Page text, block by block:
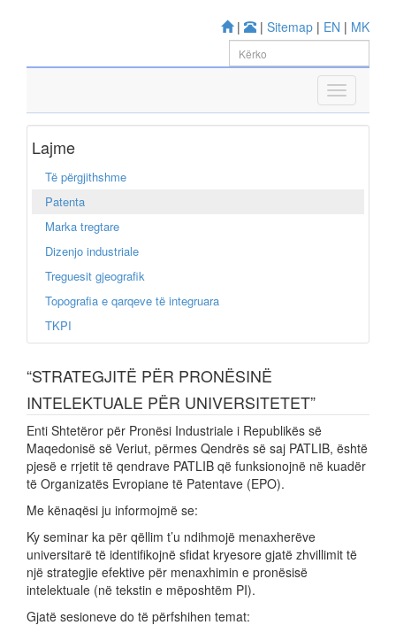
| | Sitemap | EN | MK
Lajme
Të përgjithshme
Patenta
Marka tregtare
Dizenjo industriale
Treguesit gjeografik
Topografia e qarqeve të integruara
TKPI
“STRATEGJITË PËR PRONËSINË
INTELEKTUALE PËR UNIVERSITETET”
Enti Shtetëror për Pronësi Industriale i Republikës së
Maqedonisë së Veriut, përmes Qendrës së saj PATLIB, është
pjesë e rrjetit të qendrave PATLIB që funksionojnë në kuadër
të Organizatës Evropiane të Patentave (EPO).
Me kënaqësi ju informojmë se:
Ky seminar ka për qëllim t’u ndihmojë menaxherëve
universitarë të identifikojnë sfidat kryesore gjatë zhvillimit të
një strategjie efektive për menaxhimin e pronësisë
intelektuale (në tekstin e mëposhtëm PI).
Gjatë sesioneve do të përfshihen temat: